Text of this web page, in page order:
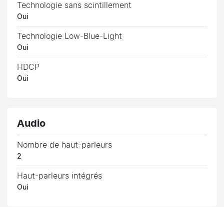
Technologie sans scintillement
Oui
Technologie Low-Blue-Light
Oui
HDCP
Oui
Audio
Nombre de haut-parleurs
2
Haut-parleurs intégrés
Oui